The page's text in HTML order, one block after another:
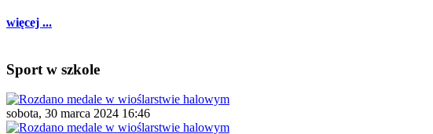
więcej ...
Sport w szkole
sobota, 30 marca 2024 16:46